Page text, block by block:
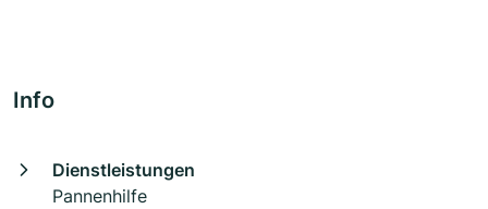
Info
Dienstleistungen
Pannenhilfe